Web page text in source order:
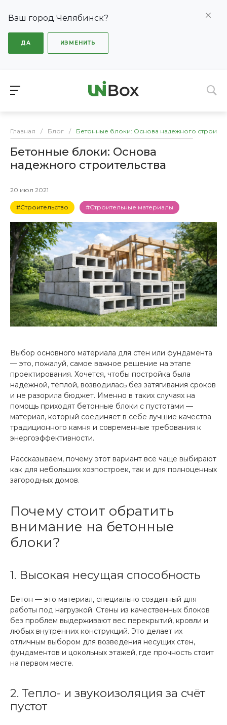
Ваш город Челябинск?
ДА ИЗМЕНИТЬ
Главная / Блог / Бетонные блоки: Основа надежного
Бетонные блоки: Основа
надежного строительства
20 июл 2021
#Строительство #Строительные материалы
Выбор основного материала для стен или фундамента
— это, пожалуй, самое важное решение на этапе
проектирования. Хочется, чтобы постройка была
надёжной, тёплой, возводилась без затягивания сроков
и не разорила бюджет. Именно в таких случаях на
помощь приходят бетонные блоки с пустотами —
материал, который соединяет в себе лучшие качества
традиционного камня и современные требования к
энергоэффективности.
Рассказываем, почему этот вариант всё чаще выбирают
как для небольших хозпостроек, так и для полноценных
загородных домов.
Почему стоит обратить
внимание на бетонные
блоки?
1. Высокая несущая способность
Бетон — это материал, специально созданный для
работы под нагрузкой. Стены из качественных блоков
без проблем выдерживают вес перекрытий, кровли и
любых внутренних конструкций. Это делает их
отличным выбором для возведения несущих стен,
фундаментов и цокольных этажей, где прочность стоит
на первом месте.
2. Тепло- и звукоизоляция за счёт
пустот